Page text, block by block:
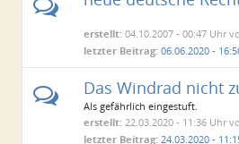
erstellt: 04.10.2007 - 00:47 Uhr
letzter Beitrag: 06.06.2020 -
Das Windrad nicht
Als gefährlich eingestuft.
erstellt: 22.03.2020 - 11:36 Uhr
letzter Beitrag: 24.03.2020 -